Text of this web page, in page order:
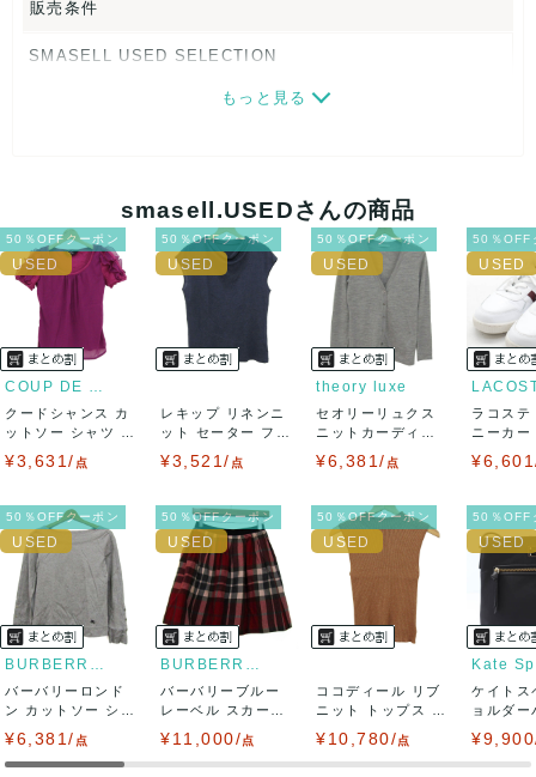
販売条件
SMASELL USED SELECTION
画像ダウンロードなので、転売にも最適♪
ネコポスの場合は日時指定ができませんので、ご了承下さい
ませ。
USED品に関しましては、見る方によって状態の価値観が異な
りますので、トラブルを避けるため、神経質な方や完璧な商
品を求められる方は御購入をお控えください。
また商品には細心の注意をはらっておりますが、何かござい
ましたら、レビュー記載前に必ずコメント欄よりご連絡お願
い致します。対応できることがあれば、誠意をもって対応致
します。
また並行輸入品もございますので、真贋方法などお答えでき
ない場合もございます。
万が一、購入後に偽造品等が発覚しましたら、返品・返金に
もっと見る
smasell.USEDさんの商品
50％OFFクーポン
COUP DE CHANCE
クードシャンス カ
ットソー シャツ 半
袖 シフォン...
¥3,631/ 点
50％OFFクーポン
レキップ リネンニ
ット セーター フレ
ンチスリーブ...
¥3,521/ 点
50％OFFクーポン
theory luxe
セオリーリュクス
ニットカーディガ
ン トップス 長...
¥6,381/ 点
50％OFF
ラコステ
ニーカ
LC ...
50％OFFクーポン
BURBERRY LONDON
バーバリーロンド
ン カットソー シャ
ツ トップス ...
¥6,381/ 点
50％OFFクーポン
BURBERRY BLUE LABEL
バーバリーブルー
レーベル スカート
ボトムス フレ...
¥11,000/点
50％OFFクーポン
ココディール リブ
ニット トップス ノ
ースリーブ ...
¥10,780/点
50％OFF
Kate
ケイトス
ョルダ
イロン